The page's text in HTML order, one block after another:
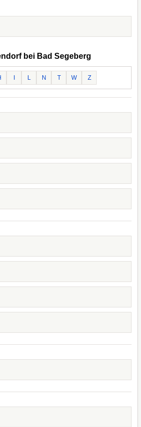
bei Bad Segeberg
L N T W Z